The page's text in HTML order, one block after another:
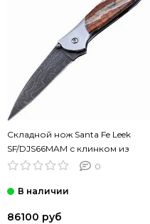
Складной нож Santa Fe Leek
SF/DJS66MAM с клинком из
стали Damascus Alabama,
0
86100 руб